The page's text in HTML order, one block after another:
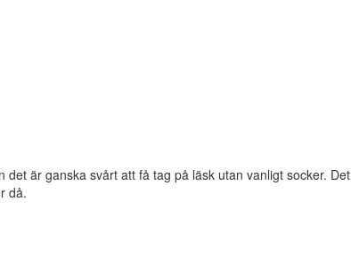
är ganska svårt att få tag på läsk utan vanligt socker. Det
då.